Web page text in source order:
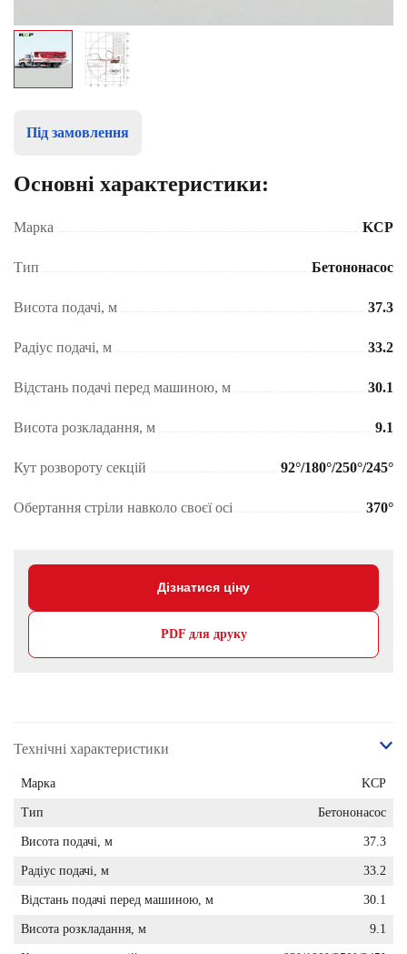
Під замовлення
Основні характеристики:
Марка KCP
Тип Бетононасос
Висота подачі, м 37.3
Радіус подачі, м 33.2
Відстань подачі перед машиною, м 30.1
Висота розкладання, м 9.1
Кут розвороту секцій 92°/180°/250°/245°
Обертання стріли навколо своєї осі 370°
Дізнатися ціну
PDF для друку
Технічні характеристики
Марка KCP
Тип Бетононасос
Висота подачі, м 37.3
Радіус подачі, м 33.2
Відстань подачі перед машиною, м 30.1
Висота розкладання, м 9.1